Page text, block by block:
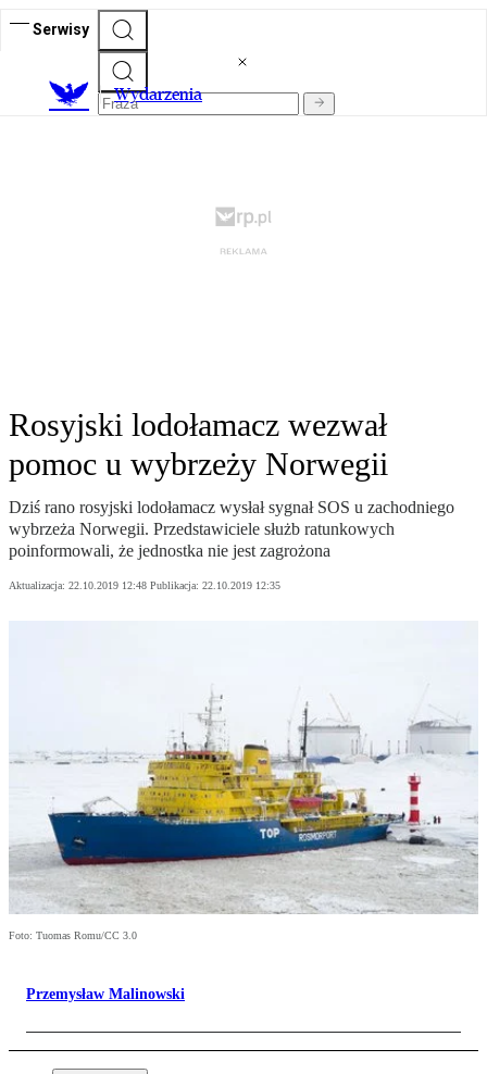
Serwisy
Wydarzenia
Rosyjski lodołamacz wezwał
pomoc u wybrzeży Norwegii
Dziś rano rosyjski lodołamacz wysłał sygnał SOS u zachodniego
wybrzeża Norwegii. Przedstawiciele służb ratunkowych
poinformowali, że jednostka nie jest zagrożona
Aktualizacja: 22.10.2019 12:48 Publikacja: 22.10.2019 12:35
Foto: Tuomas Romu/CC 3.0
Przemysław Malinowski